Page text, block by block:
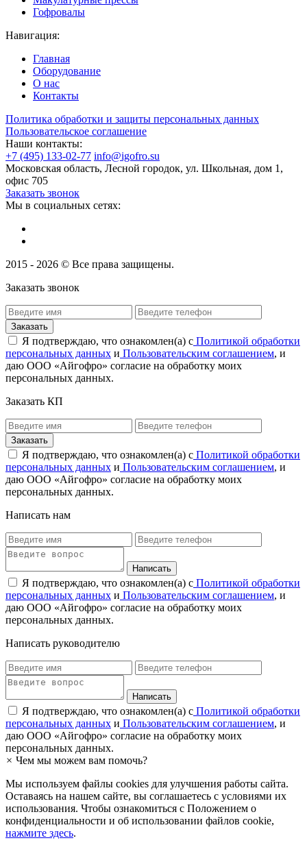
Гофровалы
Навигация:
Главная
Оборудование
О нас
Контакты
Политика обработки и защиты персональных данных
Пользовательское соглашение
Наши контакты:
+7 (495) 133-02-77 info@igofro.su
Московская область, Лесной городок, ул. Школьная, дом 1,
офис 705
Заказать звонок
Мы в социальных сетях:
2015 - 2026 © Все права защищены.
Заказать звонок
Я подтверждаю, что ознакомлен(а) с Политикой обработки
персональных данных и Пользовательским соглашением, и
даю ООО «Айгофро» согласие на обработку моих
персональных данных.
Заказать КП
Я подтверждаю, что ознакомлен(а) с Политикой обработки
персональных данных и Пользовательским соглашением, и
даю ООО «Айгофро» согласие на обработку моих
персональных данных.
Написать нам
Я подтверждаю, что ознакомлен(а) с Политикой обработки
персональных данных и Пользовательским соглашением, и
даю ООО «Айгофро» согласие на обработку моих
персональных данных.
Написать руководителю
Я подтверждаю, что ознакомлен(а) с Политикой обработки
персональных данных и Пользовательским соглашением, и
даю ООО «Айгофро» согласие на обработку моих
персональных данных.
× Чем мы можем вам помочь?
Мы используем файлы cookies для улучшения работы сайта.
Оставаясь на нашем сайте, вы соглашаетесь с условиями их
использования. Чтобы ознакомиться с Положением о
конфиденциальности и об использовании файлов cookie,
нажмите здесь.